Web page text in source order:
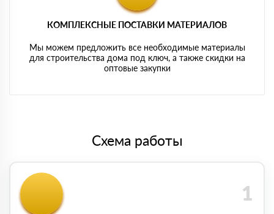
КОМПЛЕКСНЫЕ ПОСТАВКИ МАТЕРИАЛОВ
Мы можем предложить все необходимые материалы
для строительства дома под ключ, а также скидки на
оптовые закупки
Схема работы